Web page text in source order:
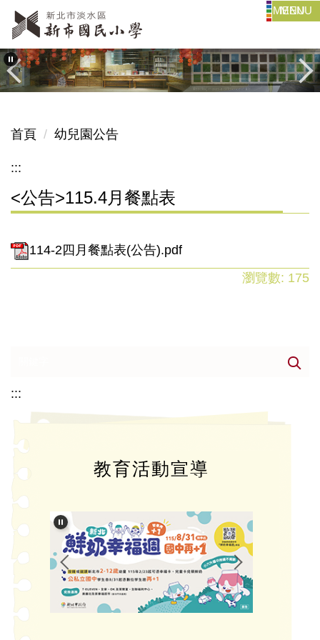
跳
到
主
要
內
區
MENU
首頁 幼兒園公告
:::
<公告>115.4月餐點表
114-2四月餐點表(公告).pdf
瀏覽數: 175
:::
教育活動宣導